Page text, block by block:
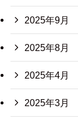
2025年9月
2025年8月
2025年4月
2025年3月